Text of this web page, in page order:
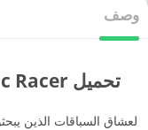
وصف
تحميل Traffic Racer مهكرة 2026 للاندرويد
لعشاق السباقات الذين